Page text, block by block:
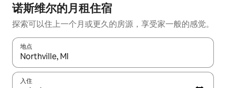
诺斯维尔的月租住宿
探索可以住上一个月或更久的房源，享受家一般的感觉。
地点
如有搜索结果，请使用上下方向键查看，或通过点击或滑动手势
入住